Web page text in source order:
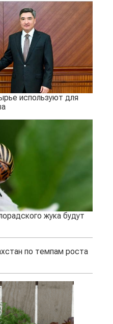
используют для
жука будут
по темпам роста